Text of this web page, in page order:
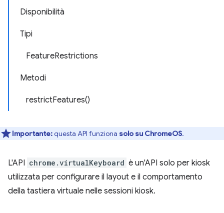
Disponibilità
Tipi
FeatureRestrictions
Metodi
restrictFeatures()
Importante:questa API funziona solo su ChromeOS.
L'API chrome.virtualKeyboard è un'API solo per kiosk
utilizzata per configurare il layout e il comportamento
della tastiera virtuale nelle sessioni kiosk.